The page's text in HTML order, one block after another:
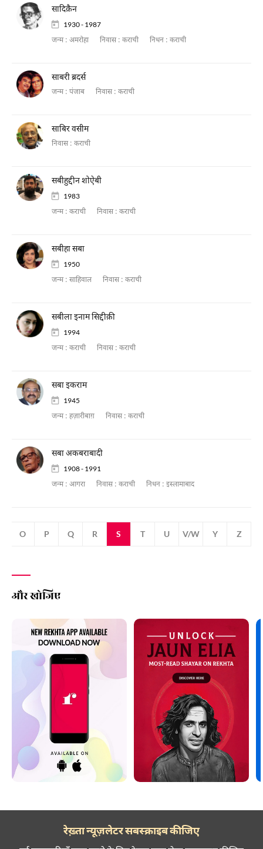
सादिक़ैन
1930 - 1987
जन्म : अमरोहा निवास : कराची निधन : कराची
साबरी ब्रदर्स
जन्म : पंजाब निवास : कराची
साबिर वसीम
निवास : कराची
सबीहुद्दीन शोऐबी
1983
जन्म : कराची निवास : कराची
सबीहा सबा
1950
जन्म : साहिवाल निवास : कराची
सबीला इनाम सिद्दीक़ी
1994
जन्म : कराची निवास : कराची
सबा इकराम
1945
जन्म : हज़ारीबाग़ निवास : कराची
सबा अकबराबादी
1908 - 1991
जन्म : आगरा निवास : कराची निधन : इस्लामाबाद
O P Q R S T U V/W Y Z
और खोजिए
रेख़्ता न्यूज़लेटर सबस्क्राइब कीजिए